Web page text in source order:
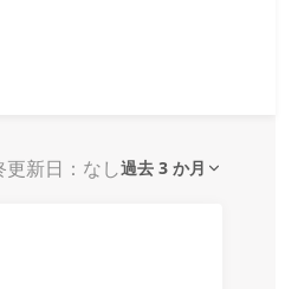
更新日：なし過去 3 か月